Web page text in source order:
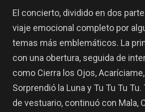
El concierto, dividido en dos
viaje emocional completo por
temas más emblemáticos. La
con una obertura, seguida de
como Cierra los Ojos,
Sorprendió la Luna y Tu Tu Tu
de vestuario, continuó con Mala,